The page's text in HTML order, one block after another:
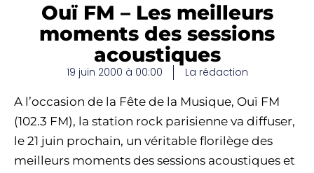
Ouï FM – Les meilleurs
moments des sessions
acoustiques
19 juin 2000 à 00:00 La rédaction
A l’occasion de la Fête de la Musique, Ouï FM
(102.3 FM), la station rock parisienne va diffuser,
le 21 juin prochain, un véritable florilège des
meilleurs moments des sessions acoustiques et